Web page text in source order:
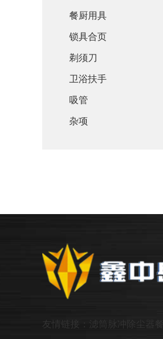
餐厨用具
锁具合页
剃须刀
卫浴扶手
吸管
杂项
友情链接： 滤筒脉冲除尘器